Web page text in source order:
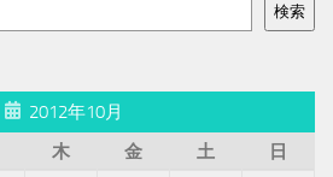
検索
2012年10月
木 金 土
日